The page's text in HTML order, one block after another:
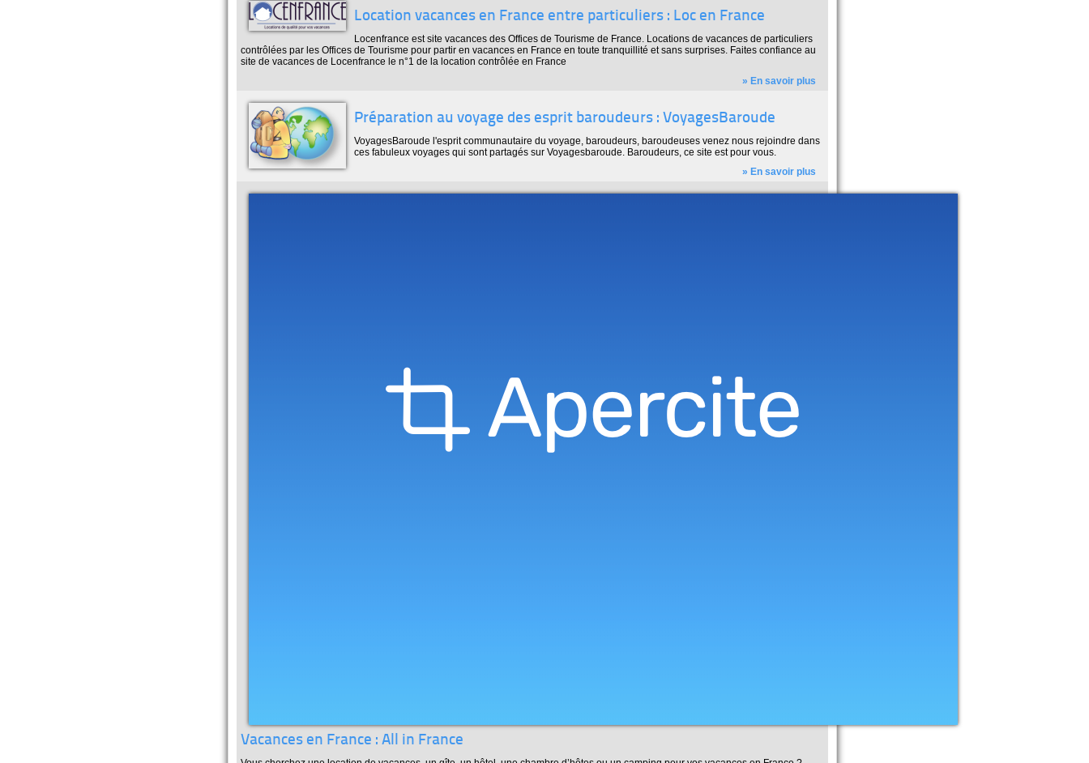
Location vacances en France entre particuliers : Loc en France
Locenfrance est site vacances des Offices de Tourisme de France. Locations de vacances de particuliers
contrôlées par les Offices de Tourisme pour partir en vacances en France en toute tranquillité et sans surprises. Faites confiance au
site de vacances de Locenfrance le n°1 de la location contrôlée en France
» En savoir plus
Préparation au voyage des esprit baroudeurs : VoyagesBaroude
VoyagesBaroude l'esprit communautaire du voyage, baroudeurs, baroudeuses venez nous rejoindre dans
ces fabuleux voyages qui sont partagés sur Voyagesbaroude. Baroudeurs, ce site est pour vous.
» En savoir plus
Vacances en France : All in France